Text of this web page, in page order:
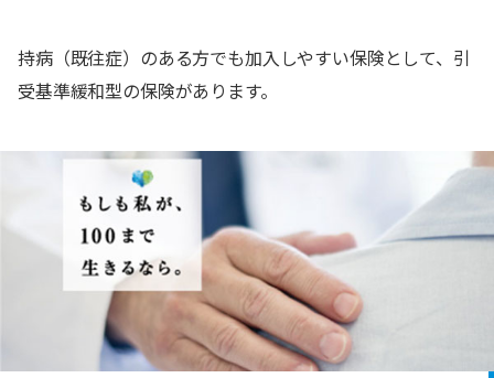
持病（既往症）のある方でも加入しやすい保険として、引
受基準緩和型の保険があります。